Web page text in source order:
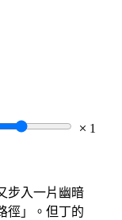
1
步入一片幽暗
徑」。但丁的